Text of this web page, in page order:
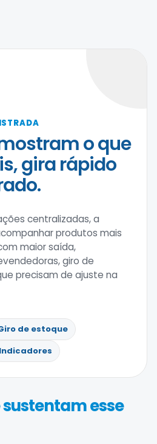
o que
gira rápido
centralizadas, a
produtos mais
maior saída,
giro de
precisam de ajuste na
de estoque
Indicadores
sustentam esse